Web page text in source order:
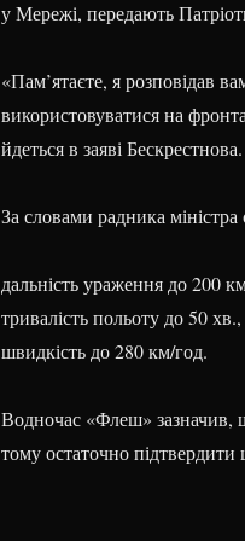
у Мережі, передають
«Пам’ятаєте, я розповідав
використовуватися на
йдеться в заяві Бескрестнова.
За словами радника
дальність ураження до 200
тривалість польоту до 50 хв.,
швидкість до 280 км/год.
Водночас «Флеш» зазначив,
тому остаточно